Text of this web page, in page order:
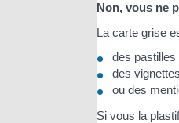
Non, vous ne
La carte grise
des pastilles
des
ou des
Si vous la